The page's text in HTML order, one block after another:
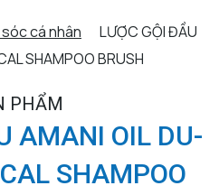
cá nhân
LƯỢC GỘI ĐẦU
SHAMPOO BRUSH
PHẨM
AMANI OIL DU-
SHAMPOO